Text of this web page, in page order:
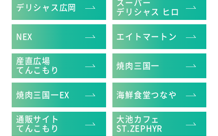
デリシャス広岡 スーパー
デリシャス ヒロ
NEX エイトマートン
産直広場
てんこもり 焼肉三国一
焼肉三国一EX 海鮮食堂つなや
通販サイト
てんこもり
大池カフェ
ST.ZEPHYR